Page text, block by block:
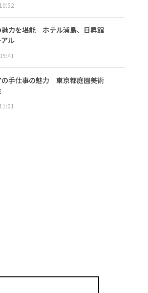
魅力を堪能 ホテル浦島、日昇館
ル
の手仕事の魅力 東京都庭園美術